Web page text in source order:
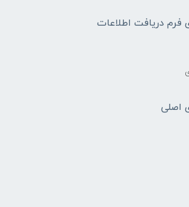
دریافت اطلاعات
اصلی